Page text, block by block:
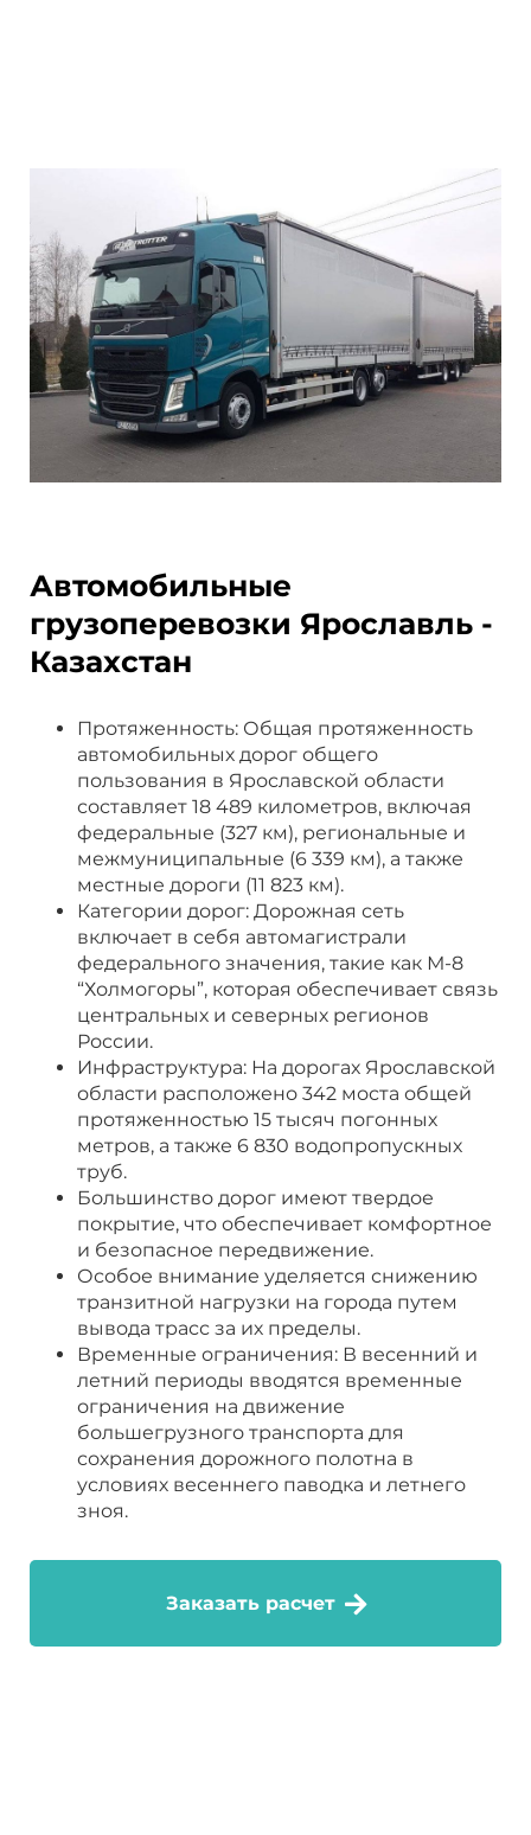
Автомобильные
грузоперевозки Ярославль -
Казахстан
Протяженность: Общая протяженность
автомобильных дорог общего
пользования в Ярославской области
составляет 18 489 километров, включая
федеральные (327 км), региональные и
межмуниципальные (6 339 км), а также
местные дороги (11 823 км).
Категории дорог: Дорожная сеть
включает в себя автомагистрали
федерального значения, такие как М-8
“Холмогоры”, которая обеспечивает связь
центральных и северных регионов
России.
Инфраструктура: На дорогах Ярославской
области расположено 342 моста общей
протяженностью 15 тысяч погонных
метров, а также 6 830 водопропускных
труб.
Большинство дорог имеют твердое
покрытие, что обеспечивает комфортное
и безопасное передвижение.
Особое внимание уделяется снижению
транзитной нагрузки на города путем
вывода трасс за их пределы.
Временные ограничения: В весенний и
летний периоды вводятся временные
ограничения на движение
большегрузного транспорта для
сохранения дорожного полотна в
условиях весеннего паводка и летнего
зноя.
Заказать расчет